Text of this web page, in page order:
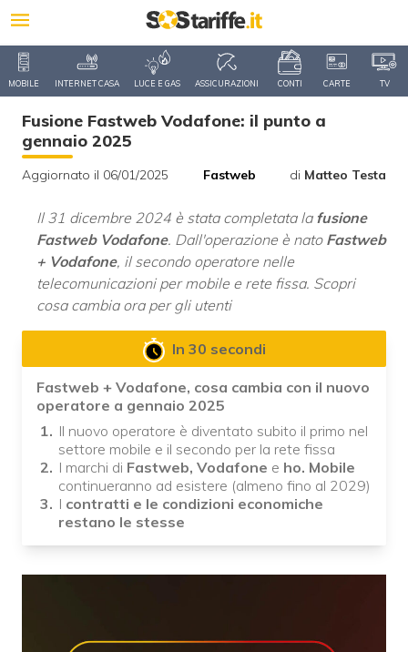
MOBILE INTERNET CASA LUCE E GAS ASSICURAZIONI CONTI CARTE TV
Fusione Fastweb Vodafone: il punto a
gennaio 2025
Aggiornato il 06/01/2025 Fastweb di Matteo Testa
Il 31 dicembre 2024 è stata completata la fusione
Fastweb Vodafone. Dall'operazione è nato Fastweb
+ Vodafone, il secondo operatore nelle
telecomunicazioni per mobile e rete fissa. Scopri
cosa cambia ora per gli utenti
In 30 secondi
Fastweb + Vodafone, cosa cambia con il nuovo
operatore a gennaio 2025
Il nuovo operatore è diventato subito il primo nel
settore mobile e il secondo per la rete fissa
I marchi di Fastweb, Vodafone e ho. Mobile
continueranno ad esistere (almeno fino al 2029)
I contratti e le condizioni economiche
restano le stesse